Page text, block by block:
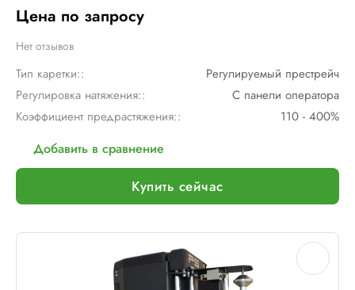
Цена по запросу
Нет отзывов
Тип каретки::
Регулируемый престрейч
Регулировка натяжения::
С панели оператора
Коэффициент предрастяжения::
110 - 400%
Добавить в сравнение
Купить сейчас